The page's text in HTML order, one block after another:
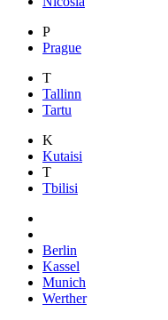
P
Prague
T
Tallinn
Tartu
K
Kutaisi
T
Tbilisi
Berlin
Kassel
Munich
Werther